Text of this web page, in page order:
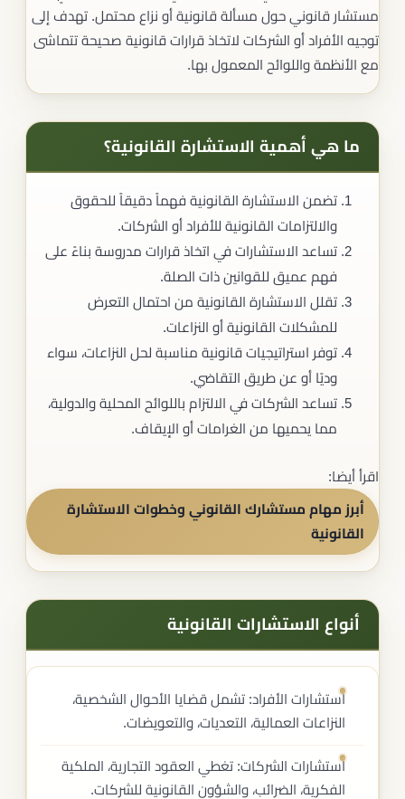
مستشار قانوني حول مسألة قانونية أو نزاع محتمل. تهدف إلى
توجيه الأفراد أو الشركات لاتخاذ قرارات قانونية صحيحة تتماشى
مع الأنظمة واللوائح المعمول بها.
ما هي أهمية الاستشارة القانونية؟
تضمن الاستشارة القانونية فهماً دقيقاً للحقوق
والالتزامات القانونية للأفراد أو الشركات.
تساعد الاستشارات في اتخاذ قرارات مدروسة بناءً على
فهم عميق للقوانين ذات الصلة.
تقلل الاستشارة القانونية من احتمال التعرض
للمشكلات القانونية أو النزاعات.
توفر استراتيجيات قانونية مناسبة لحل النزاعات، سواء
وديًا أو عن طريق التقاضي.
تساعد الشركات في الالتزام باللوائح المحلية والدولية،
مما يحميها من الغرامات أو الإيقاف.
اقرأ أيضا:
أبرز مهام مستشارك القانوني وخطوات الاستشارة
القانونية
أنواع الاستشارات القانونية
استشارات الأفراد: تشمل قضايا الأحوال الشخصية،
النزاعات العمالية، التعديات، والتعويضات.
استشارات الشركات: تغطي العقود التجارية، الملكية
الفكرية، الضرائب، والشؤون القانونية للشركات.